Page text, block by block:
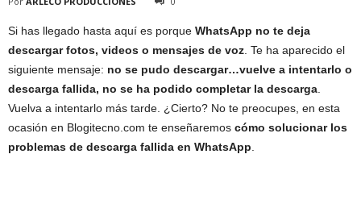
Si has llegado hasta aquí es porque WhatsApp no te deja
descargar fotos, videos o mensajes de voz . Te ha aparecido el
siguiente mensaje: no se pudo descargar…vuelve a intentarlo o
descarga fallida, no se ha podido completar la descarga
Vuelva a intentarlo más tarde. ¿Cierto? No te preocupes, en esta
ocasión en Blogitecno.com te enseñaremos cómo solucionar los
problemas de descarga fallida en WhatsApp